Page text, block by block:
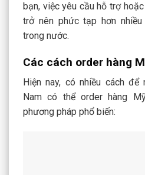
bạn, việc yêu cầu hỗ trợ
trở nên phức tạp hơn
trong nước.
Các cách order hàng
Hiện nay, có nhiều cách
Nam có thể order hàng
phương pháp phổ biến: